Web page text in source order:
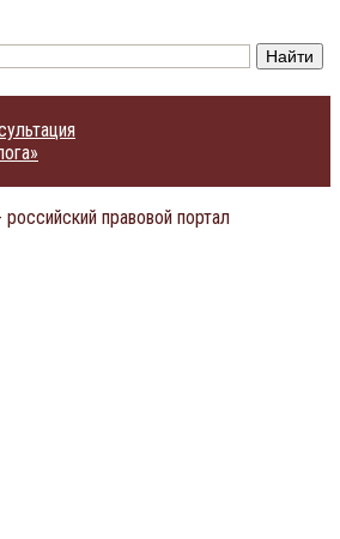
правовой портал